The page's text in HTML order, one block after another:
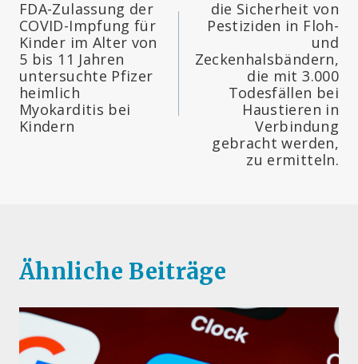
FDA-Zulassung der
COVID-Impfung für
Kinder im Alter von
5 bis 11 Jahren
untersuchte Pfizer
heimlich
Myokarditis bei
Kindern
die Sicherheit von
Pestiziden in Floh-
und
Zeckenhalsbändern,
die mit 3.000
Todesfällen bei
Haustieren in
Verbindung
gebracht werden,
zu ermitteln.
Ähnliche Beiträge